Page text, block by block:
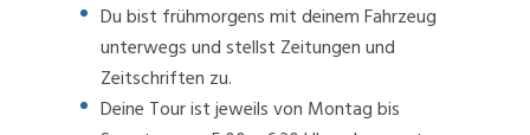
Du bist frühmorgens mit deinem Fahrzeug
unterwegs und stellst Zeitungen und
Zeitschriften zu.
Deine Tour ist jeweils von Montag bis